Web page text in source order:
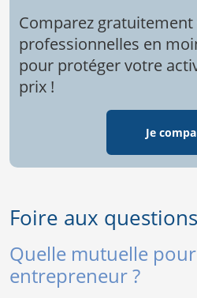
Comparez gratuitement
professionnelles en
pour protéger votre
prix !
Je
Foire aux questions
Quelle mutuelle
entrepreneur ?